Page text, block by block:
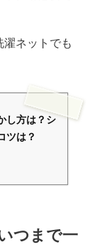
ネットでも
し方は？シ
ツは？
つまで一